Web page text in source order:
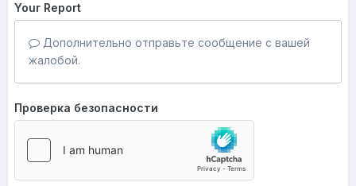
Your Report
Дополнительно отправьте сообщение с вашей
жалобой.
Проверка безопасности